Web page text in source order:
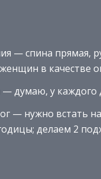
— спина прямая,
в качестве
— думаю, у каждого
— нужно встать
делаем 2